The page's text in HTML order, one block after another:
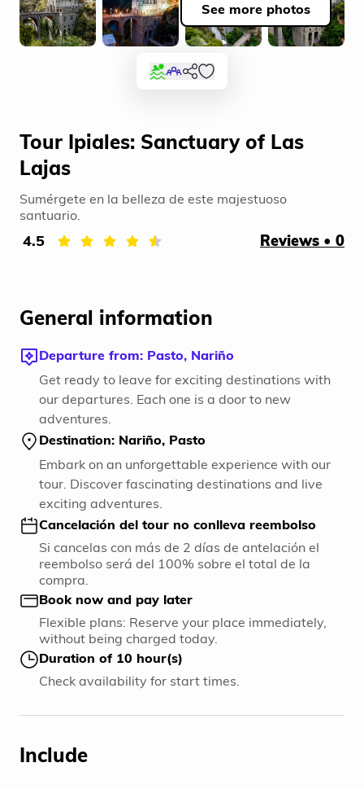
See more photos
Tour Ipiales: Sanctuary of Las
Lajas
Sumérgete en la belleza de este majestuoso
santuario.
4.5 Reviews • 0
General information
Departure from: Pasto, Nariño
Get ready to leave for exciting destinations with
our departures. Each one is a door to new
adventures.
Destination: Nariño, Pasto
Embark on an unforgettable experience with our
tour. Discover fascinating destinations and live
exciting adventures.
Cancelación del tour no conlleva reembolso
Si cancelas con más de 2 días de antelación el
reembolso será del 100% sobre el total de la
compra.
Book now and pay later
Flexible plans: Reserve your place immediately,
without being charged today.
Duration of 10 hour(s)
Check availability for start times.
Include